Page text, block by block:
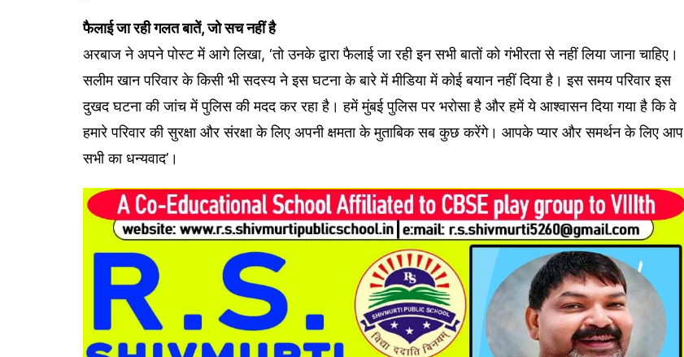
फैलाई जा रही गलत बातें, जो सच नहीं है
अरबाज ने अपने पोस्ट में आगे लिखा, ‘तो उनके द्वारा फैलाई जा रही इन सभी बातों को गंभीरता से नहीं लिया जाना चाहिए।
सलीम खान परिवार के किसी भी सदस्य ने इस घटना के बारे में मीडिया में कोई बयान नहीं दिया है। इस समय परिवार इस
दुखद घटना की जांच में पुलिस की मदद कर रहा है। हमें मुंबई पुलिस पर भरोसा है और हमें ये आश्वासन दिया गया है कि वे
हमारे परिवार की सुरक्षा और संरक्षा के लिए अपनी क्षमता के मुताबिक सब कुछ करेंगे। आपके प्यार और समर्थन के लिए आप
सभी का धन्यवाद’।